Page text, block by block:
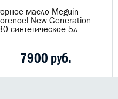
масло Meguin
New Generation
синтетическое 5л
7900 руб.